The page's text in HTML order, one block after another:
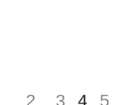
2 3 4 5